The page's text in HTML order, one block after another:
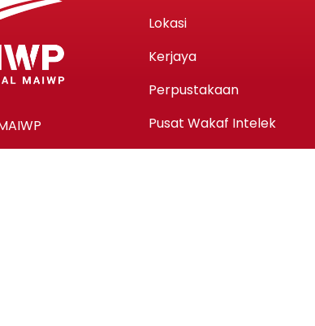
Lokasi
Kerjaya
Perpustakaan
Pusat Wakaf Intelek